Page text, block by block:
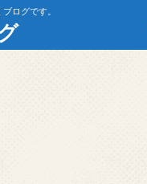
ログです。